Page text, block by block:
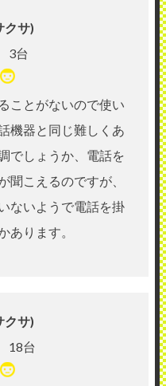
クサ)
3台
ことがないので使い
機器と同じ難しくあ
でしょうか、電話を
聞こえるのですが、
ないようで電話を掛
あります。
クサ)
18台